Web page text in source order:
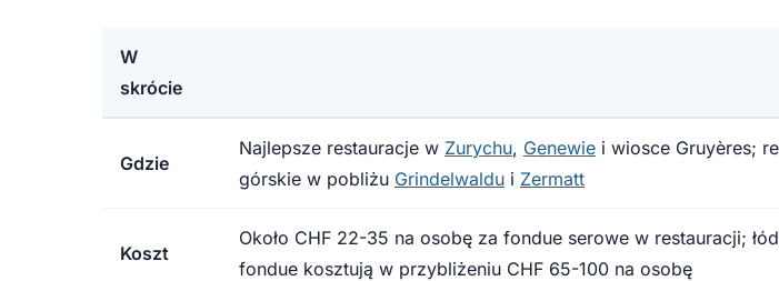
W
skrócie
Gdzie
Najlepsze restauracje w Zurychu, Genewie i wiosce Gruyères;
górskie w pobliżu Grindelwaldu i Zermatt
Koszt
Około CHF 22-35 na osobę za fondue serowe w restauracji;
fondue kosztują w przybliżeniu CHF 65-100 na osobę